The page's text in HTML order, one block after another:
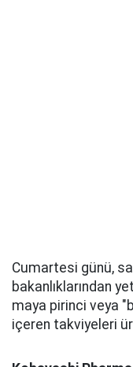
Cumartesi günü,
bakanlıklarından
maya pirinci veya
içeren takviyeleri